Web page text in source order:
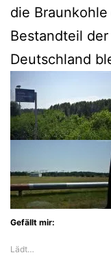
die
Bestandteil
Deutschland
Gefällt mir:
Lädt…